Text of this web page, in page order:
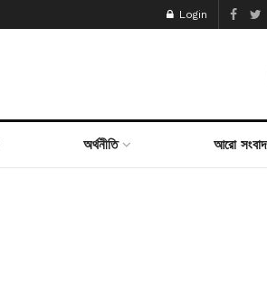
Login
অর্থনীতি আরো সংবাদ